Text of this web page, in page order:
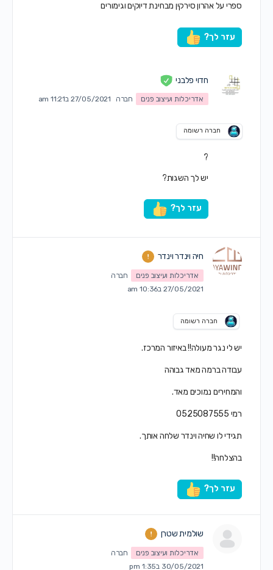
ספרי על אהרון סירקין מבחינת דיוקים וגימורים
עזר לך?
חדוי פלבני
אדריכלות ועיצוב פנים חברה 27/05/2021 ב11:21 am
חברה רשומה
?
יש לך השגות?
עזר לך?
חיה וינדר וינדר
אדריכלות ועיצוב פנים
חברה
27/05/2021 ב10:36 am
חברה רשומה
יש לי נגר מעולה!! באיזור המרכז.
עבודה ברמה מאד גבוהה
והמחירים נמוכים מאד.
רמי 0525087555
תגידי לו שחיה וינדר שלחה אותך.
בהצלחה!!
עזר לך?
שולמית שטרן
אדריכלות ועיצוב פנים
חברה
30/05/2021 ב1:35 pm